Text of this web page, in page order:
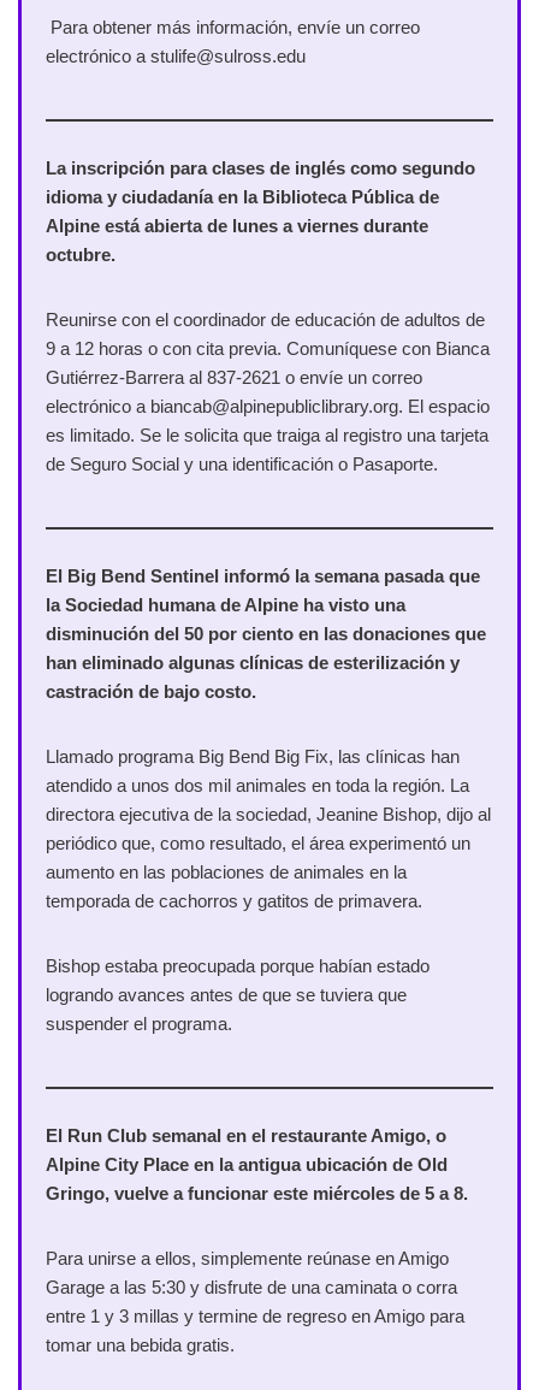
Para obtener más información, envíe un correo
electrónico a stulife@sulross.edu
La inscripción para clases de inglés como segundo
idioma y ciudadanía en la Biblioteca Pública de
Alpine está abierta de lunes a viernes durante
octubre.
Reunirse con el coordinador de educación de adultos de
9 a 12 horas o con cita previa. Comuníquese con Bianca
Gutiérrez-Barrera al 837-2621 o envíe un correo
electrónico a biancab@alpinepubliclibrary.org. El espacio
es limitado. Se le solicita que traiga al registro una tarjeta
de Seguro Social y una identificación o Pasaporte.
El Big Bend Sentinel informó la semana pasada que
la Sociedad humana de Alpine ha visto una
disminución del 50 por ciento en las donaciones que
han eliminado algunas clínicas de esterilización y
castración de bajo costo.
Llamado programa Big Bend Big Fix, las clínicas han
atendido a unos dos mil animales en toda la región. La
directora ejecutiva de la sociedad, Jeanine Bishop, dijo al
periódico que, como resultado, el área experimentó un
aumento en las poblaciones de animales en la
temporada de cachorros y gatitos de primavera.
Bishop estaba preocupada porque habían estado
logrando avances antes de que se tuviera que
suspender el programa.
El Run Club semanal en el restaurante Amigo, o
Alpine City Place en la antigua ubicación de Old
Gringo, vuelve a funcionar este miércoles de 5 a 8.
Para unirse a ellos, simplemente reúnase en Amigo
Garage a las 5:30 y disfrute de una caminata o corra
entre 1 y 3 millas y termine de regreso en Amigo para
tomar una bebida gratis.